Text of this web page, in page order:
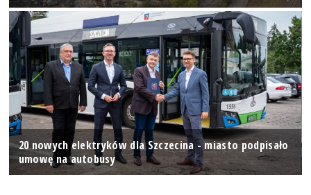
20 nowych elektryków dla Szczecina - miasto podpisało
umowę na autobusy